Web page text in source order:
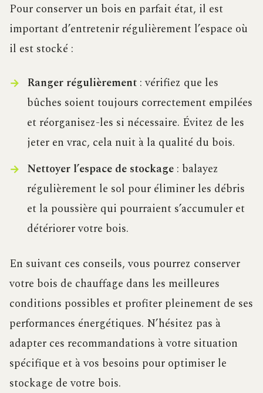
Pour conserver un bois en parfait état, il est
important d’entretenir régulièrement l’espace où
il est stocké :
Ranger régulièrement: vérifiez que les
bûches soient toujours correctement empilées
et réorganisez-les si nécessaire. Évitez de les
jeter en vrac, cela nuit à la qualité du bois.
Nettoyer l’espace de stockage: balayez
régulièrement le sol pour éliminer les débris
et la poussière qui pourraient s’accumuler et
détériorer votre bois.
En suivant ces conseils, vous pourrez conserver
votre bois de chauffage dans les meilleures
conditions possibles et profiter pleinement de ses
performances énergétiques. N’hésitez pas à
adapter ces recommandations à votre situation
spécifique et à vos besoins pour optimiser le
stockage de votre bois.